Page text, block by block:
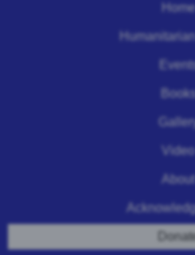
Home
Books
Video
About